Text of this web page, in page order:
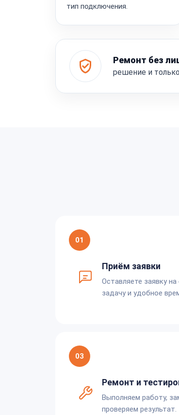
тип подключения.
Ремонт без
решение и
01
Приём заявки
Оставляете заявку
задачу и удобное
03
Ремонт и
Выполняем работу,
проверяем результат.